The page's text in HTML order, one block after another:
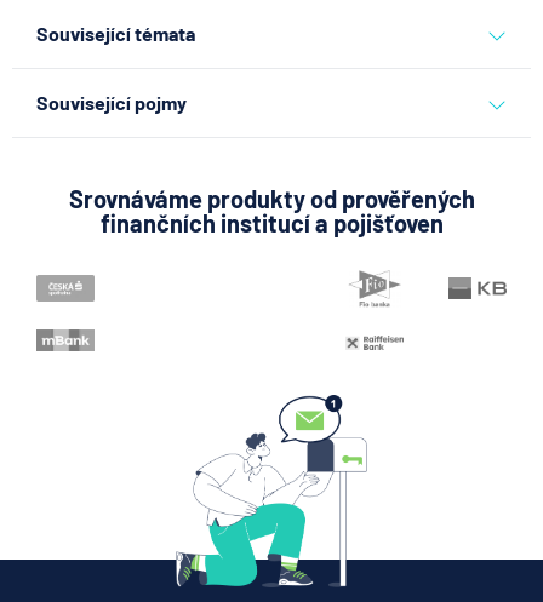
Související témata
Související pojmy
Následná smlouva
Srovnáváme produkty od prověřených
finančních institucí a pojišťoven